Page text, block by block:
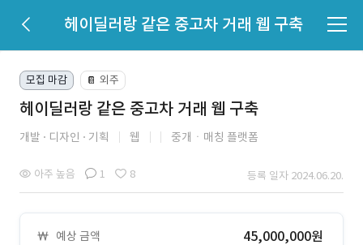
헤이딜러랑 같은 중고차 거래 웹 구축
모집 마감 📔 외주
헤이딜러랑 같은 중고차 거래 웹 구축
개발 디자인 기획 웹 중개ㆍ매칭 플랫폼
아주 높음 1 8 등록 일자 2024.06.20.
예상 금액 45,000,000원